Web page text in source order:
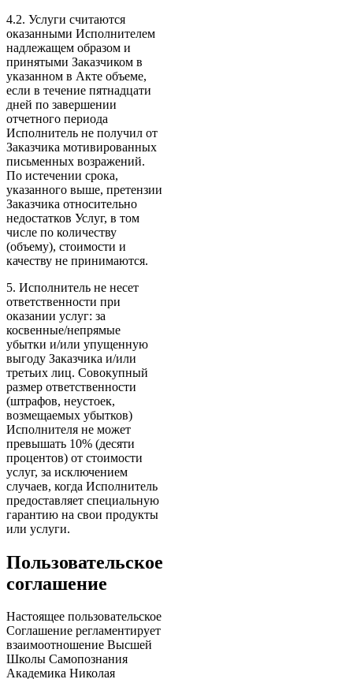
4.2. Услуги считаются
оказанными Исполнителем
надлежащем образом и
принятыми Заказчиком в
указанном в Акте объеме,
если в течение пятнадцати
дней по завершении
отчетного периода
Исполнитель не получил от
Заказчика мотивированных
письменных возражений.
По истечении срока,
указанного выше, претензии
Заказчика относительно
недостатков Услуг, в том
числе по количеству
(объему), стоимости и
качеству не принимаются.
5. Исполнитель не несет
ответственности при
оказании услуг: за
косвенные/непрямые
убытки и/или упущенную
выгоду Заказчика и/или
третьих лиц. Совокупный
размер ответственности
(штрафов, неустоек,
возмещаемых убытков)
Исполнителя не может
превышать 10% (десяти
процентов) от стоимости
услуг, за исключением
случаев, когда Исполнитель
предоставляет специальную
гарантию на свои продукты
или услуги.
Пользовательское
соглашение
Настоящее пользовательское
Соглашение регламентирует
взаимоотношение Высшей
Школы Самопознания
Академика Николая